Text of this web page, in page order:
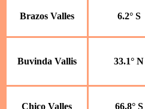
Brazos Valles 6.2° S
Buvinda Vallis 33.1° N
Chico Valles 66.8° S